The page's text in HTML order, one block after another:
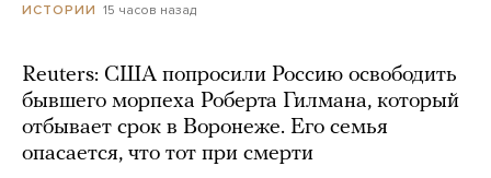
ИСТОРИИ 15 часов назад
Reuters: США попросили Россию освободить
бывшего морпеха Роберта Гилмана, который
отбывает срок в Воронеже. Его семья
опасается, что тот при смерти